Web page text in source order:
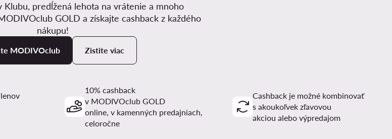
Klubu, predĺžená lehota na vrátenie a mnoho
GOLD a získajte cashback z každého
nákupu!
MODIVOclub Zistite viac
10% cashback
v MODIVOclub GOLD
online, v kamenných predajniach,
celoročne
Cashback je možné kombinovať
s akoukoľvek zľavovou
akciou alebo výpredajom